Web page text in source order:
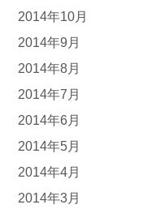
2014年10月
2014年9月
2014年8月
2014年7月
2014年6月
2014年5月
2014年4月
2014年3月